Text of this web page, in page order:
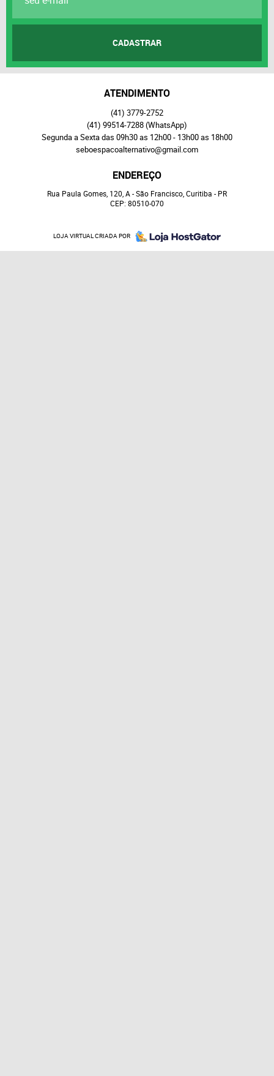
CADASTRAR
ATENDIMENTO
(41) 3779-2752
(41) 99514-7288(WhatsApp)
Segunda a Sexta das 09h30 as 12h00 - 13h00 as 18h00
seboespacoalternativo@gmail.com
ENDEREÇO
Rua Paula Gomes, 120, A-São Francisco, Curitiba - PR
CEP: 80510-070
LOJA VIRTUAL CRIADA POR